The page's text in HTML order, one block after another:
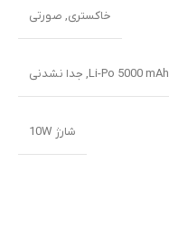
خاکستری, صورتی
Li-Po 5000 mAh, جدا نشدنی
شارژ 10W